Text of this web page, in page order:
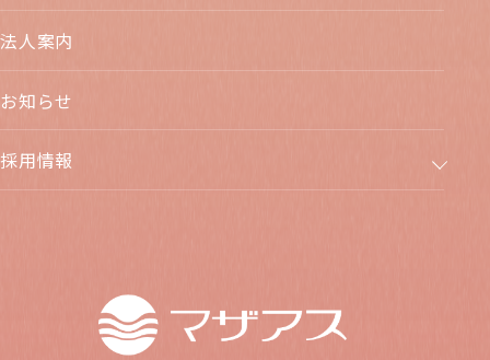
法人案内
お知らせ
採用情報